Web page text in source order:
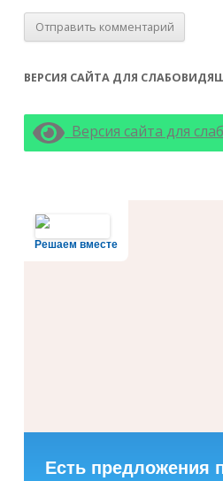
ВЕРСИЯ САЙТА ДЛЯ
Версия сайта для
Решаем вместе
Есть предложения